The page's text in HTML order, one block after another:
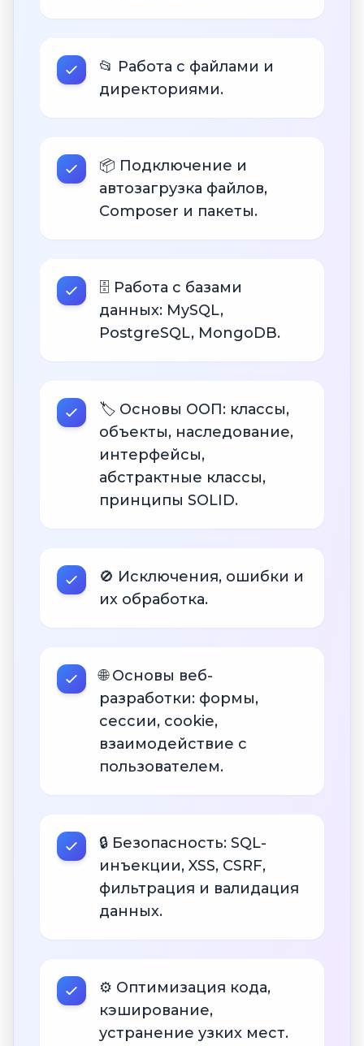
📂 Работа с файлами и
директориями.
📦 Подключение и
автозагрузка файлов,
Composer и пакеты.
🗄 Работа с базами
данных: MySQL,
PostgreSQL, MongoDB.
🏷 Основы ООП: классы,
объекты, наследование,
интерфейсы,
абстрактные классы,
принципы SOLID.
🚫 Исключения, ошибки и
их обработка.
🌐 Основы веб-
разработки: формы,
сессии, cookie,
взаимодействие с
пользователем.
🔒 Безопасность: SQL-
инъекции, XSS, CSRF,
фильтрация и валидация
данных.
⚙️ Оптимизация кода,
кэширование,
устранение узких мест.